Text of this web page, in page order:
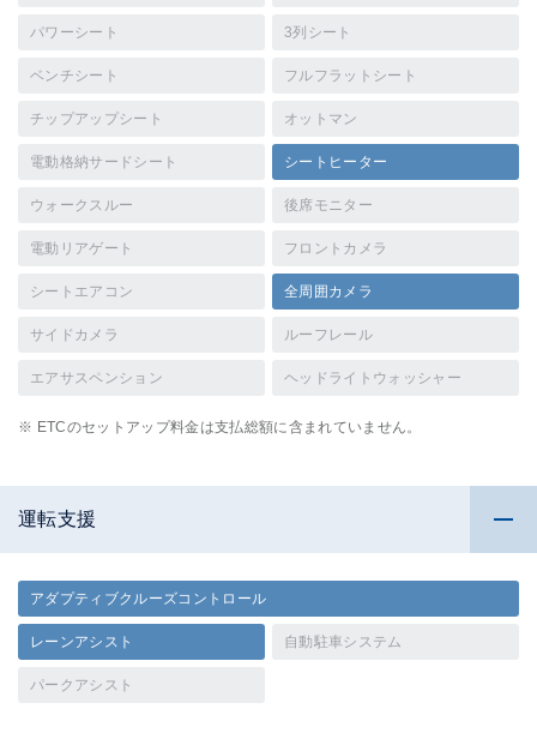
パワーシート 3列シート
ベンチシート フルフラットシート
チップアップシート オットマン
電動格納サードシート シートヒーター
ウォークスルー 後席モニター
電動リアゲート フロントカメラ
シートエアコン 全周囲カメラ
サイドカメラ ルーフレール
エアサスペンション ヘッドライトウォッシャー
※ ETCのセットアップ料金は支払総額に含まれていません。
運転支援
アダプティブクルーズコントロール
レーンアシスト 自動駐車システム
パークアシスト